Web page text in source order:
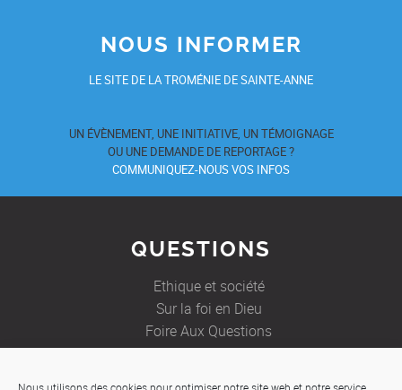
NOUS INFORMER
LE SITE DE LA TROMÉNIE DE SAINTE-ANNE
UN ÉVÈNEMENT, UNE INITIATIVE, UN TÉMOIGNAGE
OU UNE DEMANDE DE REPORTAGE ?
COMMUNIQUEZ-NOUS VOS INFOS
QUESTIONS
Ethique et société
Sur la foi en Dieu
Foire Aux Questions